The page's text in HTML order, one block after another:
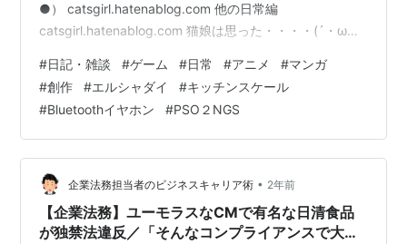
●） catsgirl.hatenablog.com 他の日常編
catsgirl.hatenablog.com 猫娘は思った・・・・(´・ω・)
屋のヤマダ君と まるこちゃんの２店に突撃 (ΦωΦ)予算は
３００円 瞬殺で退散 _(:3 」∠)_ 予想以上のお値段・・ A
〇azonのタイムセールで Bluetoothイヤホンを見つけ
るヾ(o´∀｀o)ﾉポチッち…
#日記・雑談 #ゲーム #日常 #アニメ #マンガ
#創作 #エルシャダイ #キッチンスケール
#Bluetoothイヤホン #PSO２NGS
企業法務担当者のビジネスキャリア術 • 2年前
【企業法務】ユーモラスなCMで有名な日清食品
が独禁法違反／「そんなコンプライアンスで大丈